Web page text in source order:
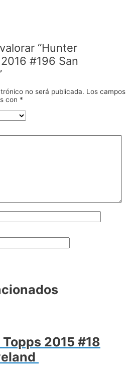
“Hunter
#196 San
no será publicada. Los campos
con *
2015 #18